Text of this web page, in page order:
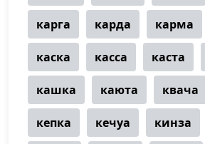
карга карда карма
каска касса каста
кашка каюта квача
кепка кечуа кинза